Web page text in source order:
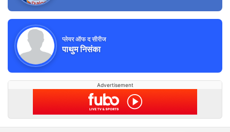
प्लेयर ऑफ द सीरीज
पाथुम निसंका
Advertisement